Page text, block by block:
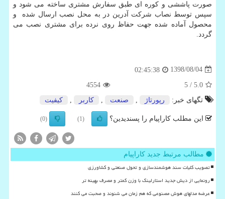
صورت پاششی و کوره ای طبق سفارش مشتری ساخته می شود و
سپس توسط نصاب شرکت آدرین در به محل نصب ارسال شده و
محصول آماده شده جهت حفاظ روی نرده برای مشتری نصب می
گردد.
1398/08/04
02:45:38
5.0
/ 5
4554
تگهای خبر:
رپورتاژ صنعت كاربر كیفیت
این مطلب کاراپیام را پسندیدین؟ (1)
(0)
مطالب مرتبط جدید کاراپیام
تصویب کلیات سند هوشمندسازی و تحول صنعتی و کشاورزی
رونمایی از دیش جدید استارلینک با وزن کمتر و مصرف بهینه تر
عرضه مدلهای هوش مصنوعی که هم زمان می شنوند و صحبت می کنند